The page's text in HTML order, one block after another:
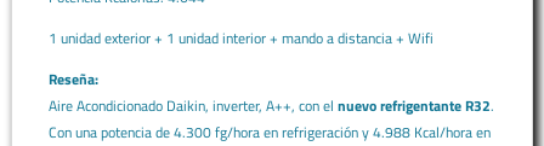
1 unidad exterior + 1 unidad interior + mando a distancia + Wifi
Reseña:
Aire Acondicionado Daikin, inverter, A++, con el nuevo refrigentante R32.
Con una potencia de 4.300 fg/hora en refrigeración y 4.988 Kcal/hora en